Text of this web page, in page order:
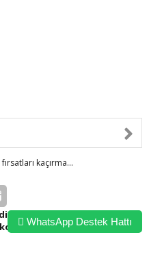
kaçırma...
kartı bilgileriniz 256bit
WhatsApp Destek Hattı